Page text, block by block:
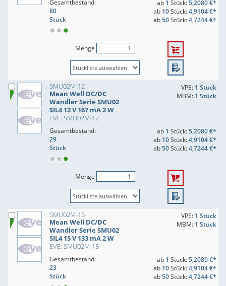
Gesamtbestand:
80
Stück
ab 1 Stück:5,2080 €*
ab 10Stück:4,9104 €*
ab50Stück:4,7244 €*
Menge
SMU02M-12
Mean Well DC/DC
Wandler Serie SMU02
SIL4 12 V 167 mA 2 W
EVE: SMU02M-12
VPE: 1 Stück
MBM: 1 Stück
Gesamtbestand:
29
Stück
ab 1 Stück:5,2080 €*
ab 10Stück:4,9104 €*
ab50Stück:4,7244 €*
Menge
SMU02M-15
Mean Well DC/DC
Wandler Serie SMU02
SIL4 15 V 133 mA 2 W
EVE: SMU02M-15
VPE: 1 Stück
MBM: 1 Stück
Gesamtbestand:
23
Stück
ab 1 Stück:5,2080 €*
ab 10Stück:4,9104 €*
ab50Stück:4,7244 €*